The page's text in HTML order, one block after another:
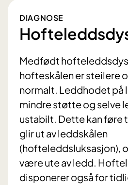
DIAGNOSE
Medfødt
hofteskålen er steilere
normalt. Leddhodet på
mindre støtte og selve
ustabilt. Dette kan føre
glir ut av leddskålen
(hofteleddsluksasjon),
være ute av ledd.
disponerer også for